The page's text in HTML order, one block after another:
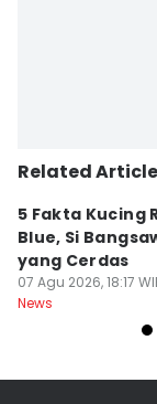
Related
5 Fakta Kucing
Blue, Si
yang Cerdas
07 Agu 2026, 18:17
News